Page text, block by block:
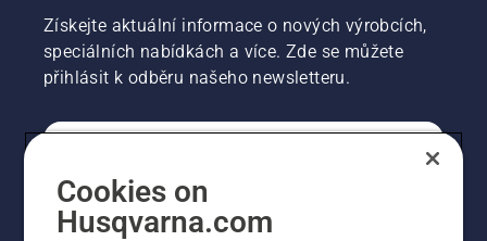
Získejte aktuální informace o nových výrobcích,
speciálních nabídkách a více. Zde se můžete
přihlásit k odběru našeho newsletteru.
PROFESIONÁLNÍ
Cookies on
Husqvarna.com